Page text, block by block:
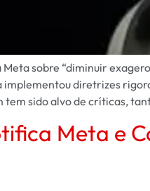
sobre “diminuir
implementou diretrizes
tem sido alvo de críticas,
Meta e